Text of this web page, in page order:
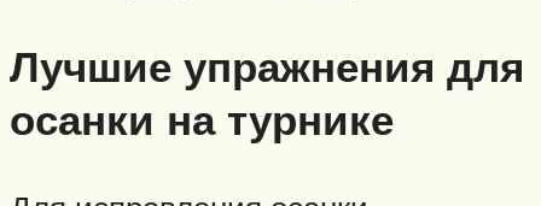
Лучшие упражнения для
осанки на турнике